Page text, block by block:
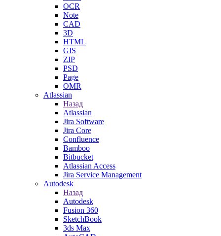
OCR
Note
CAD
3D
HTML
GIS
ZIP
PSD
Page
OMR
Atlassian
Назад
Atlassian
Jira Software
Jira Core
Confluence
Bamboo
Bitbucket
Atlassian Access
Jira Service Management
Autodesk
Назад
Autodesk
Fusion 360
SketchBook
3ds Max